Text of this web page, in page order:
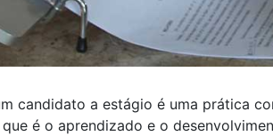
candidato a estágio é uma prática
é o aprendizado e o